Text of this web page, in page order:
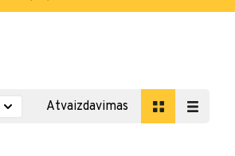
Atvaizdavimas